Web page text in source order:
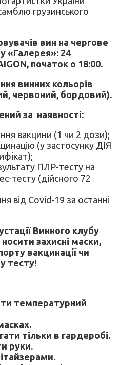
грузинського
вин на чергове
«Галерея»: 24
, початок о 18:00.
винних кольорів
червоний, бордовий).
за наявності:
вакцини (1 чи 2 дози);
(у застосунку ДІЯ
ПЛР-тесту на
тесту (дійсного 72
від Covid-19 за останні
Винного клубу
захисні маски,
вакцинації чи
тесту!
температурний
.
тільки в гардеробі.
руки.
.